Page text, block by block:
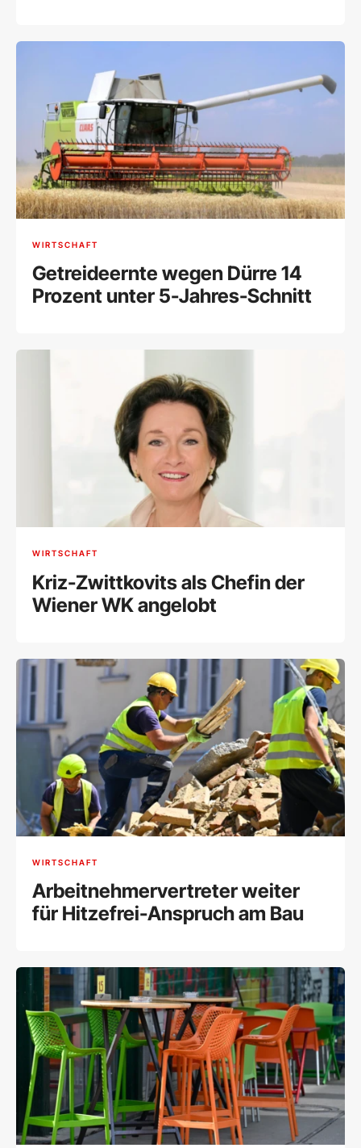
WIRTSCHAFT
Getreideernte wegen Dürre 14
Prozent unter 5-Jahres-Schnitt
WIRTSCHAFT
Kriz-Zwittkovits als Chefin der
Wiener WK angelobt
WIRTSCHAFT
Arbeitnehmervertreter weiter
für Hitzefrei-Anspruch am Bau